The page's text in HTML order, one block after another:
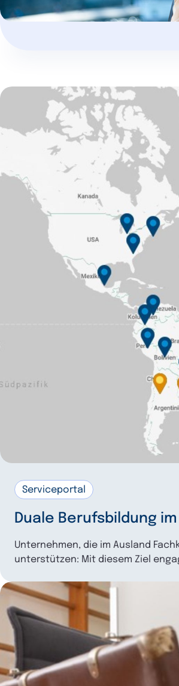
Serviceportal
Duale Berufsbildung im
Unternehmen, die im Ausland
unterstützen: Mit diesem Ziel